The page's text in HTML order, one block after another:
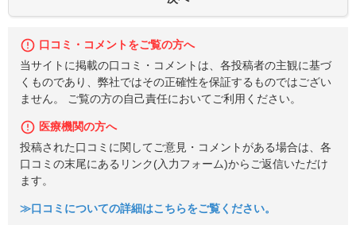
口コミ・コメントをご覧の方へ
当サイトに掲載の口コミ・コメントは、各投稿者の主観に基づ
くものであり、弊社ではその正確性を保証するものではござい
ません。 ご覧の方の自己責任においてご利用ください。
医療機関の方へ
投稿された口コミに関してご意見・コメントがある場合は、各
口コミの末尾にあるリンク(入力フォーム)からご返信いただけ
ます。
≫口コミについての詳細はこちらをご覧ください。